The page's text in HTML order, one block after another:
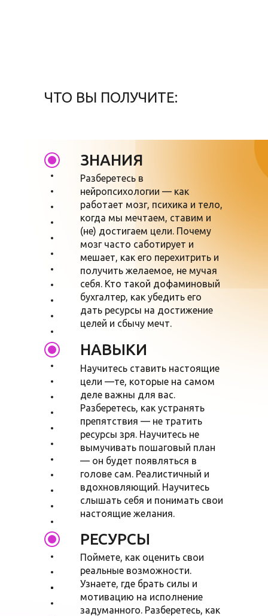
ЧТО ВЫ ПОЛУЧИТЕ:
Разберетесь в
нейропсихологии — как
работает мозг, психика и тело,
когда мы мечтаем, ставим и
(не) достигаем цели. Почему
мозг часто саботирует и
мешает, как его перехитрить и
получить желаемое, не мучая
себя. Кто такой дофаминовый
бухгалтер, как убедить его
дать ресурсы на достижение
целей и сбычу мечт.
ЗНАНИЯ
Научитесь ставить настоящие
цели —те, которые на самом
деле важны для вас.
Разберетесь, как устранять
препятствия — не тратить
ресурсы зря. Научитесь не
вымучивать пошаговый план
— он будет появляться в
голове сам. Реалистичный и
вдохновляющий. Научитесь
слышать себя и понимать свои
настоящие желания.
НАВЫКИ
Поймете, как оценить свои
реальные возможности.
Узнаете, где брать силы и
мотивацию на исполнение
задуманного. Разберетесь, как
РЕСУРСЫ